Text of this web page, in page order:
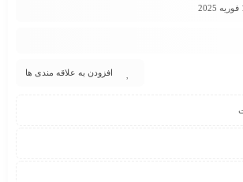
افزودن به علاقه مندی ها